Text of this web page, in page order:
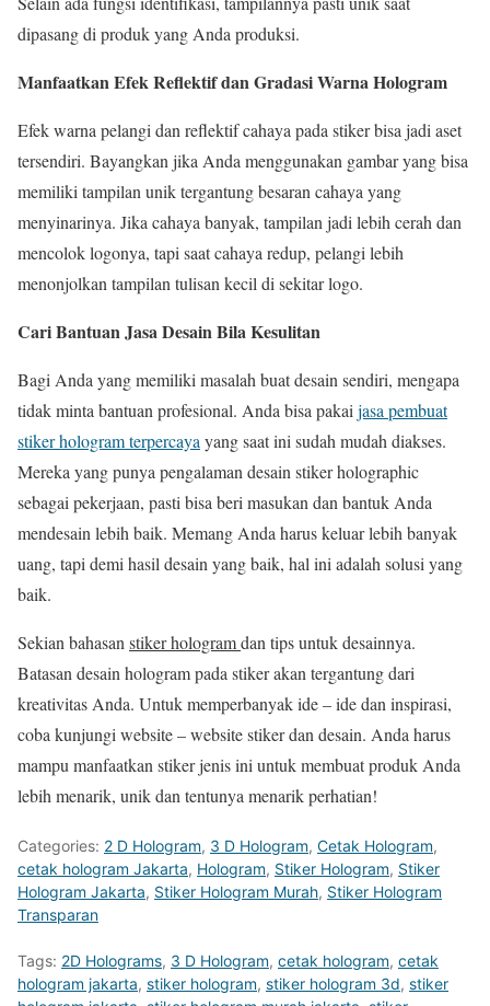
dipasang di produk yang Anda produksi.
Manfaatkan Efek Reflektif dan Gradasi Warna Hologram
Efek warna pelangi dan reflektif cahaya pada stiker bisa jadi aset
tersendiri. Bayangkan jika Anda menggunakan gambar yang bisa
memiliki tampilan unik tergantung besaran cahaya yang
menyinarinya. Jika cahaya banyak, tampilan jadi lebih cerah dan
mencolok logonya, tapi saat cahaya redup, pelangi lebih
menonjolkan tampilan tulisan kecil di sekitar logo.
Cari Bantuan Jasa Desain Bila Kesulitan
Bagi Anda yang memiliki masalah buat desain sendiri, mengapa
tidak minta bantuan profesional. Anda bisa pakai jasa pembuat
stiker hologram terpercaya yang saat ini sudah mudah diakses.
Mereka yang punya pengalaman desain stiker holographic
sebagai pekerjaan, pasti bisa beri masukan dan bantuk Anda
mendesain lebih baik. Memang Anda harus keluar lebih banyak
uang, tapi demi hasil desain yang baik, hal ini adalah solusi yang
baik.
Sekian bahasan stiker hologramdan tips untuk desainnya.
Batasan desain hologram pada stiker akan tergantung dari
kreativitas Anda. Untuk memperbanyak ide – ide dan inspirasi,
coba kunjungi website – website stiker dan desain. Anda harus
mampu manfaatkan stiker jenis ini untuk membuat produk Anda
lebih menarik, unik dan tentunya menarik perhatian!
Categories: 2 D Hologram, 3 D Hologram, Cetak Hologram,
cetak hologram Jakarta, Hologram, Stiker Hologram, Stiker
Hologram Jakarta, Stiker Hologram Murah, Stiker Hologram
Transparan
Tags: 2D Holograms, 3 D Hologram, cetak hologram, cetak
hologram jakarta, stiker hologram, stiker hologram 3d, stiker